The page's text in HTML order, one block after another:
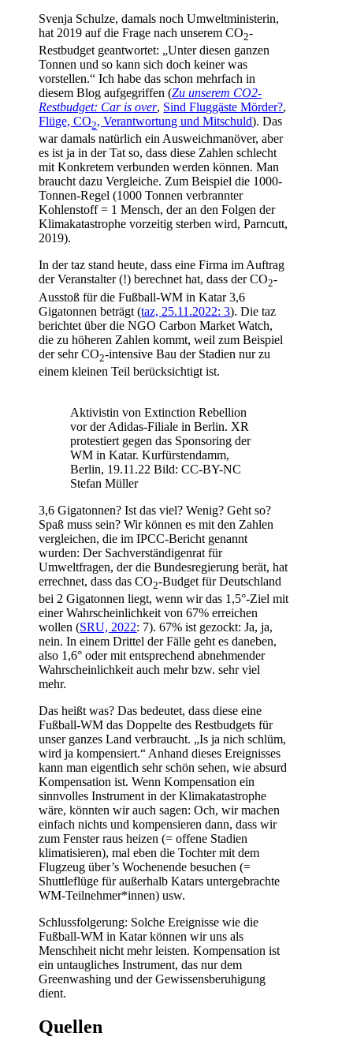
Svenja Schulze, damals noch Umweltministerin,
hat 2019 auf die Frage nach unserem CO2-
Restbudget geantwortet: „Unter diesen ganzen
Tonnen und so kann sich doch keiner was
vorstellen.“ Ich habe das schon mehrfach in
diesem Blog aufgegriffen (Zu unserem CO2-
Restbudget: Car is over, Sind Fluggäste Mörder?,
Flüge, CO2, Verantwortung und Mitschuld). Das
war damals natürlich ein Ausweichmanöver, aber
es ist ja in der Tat so, dass diese Zahlen schlecht
mit Konkretem verbunden werden können. Man
braucht dazu Vergleiche. Zum Beispiel die 1000-
Tonnen-Regel (1000 Tonnen verbrannter
Kohlenstoff = 1 Mensch, der an den Folgen der
Klimakatastrophe vorzeitig sterben wird, Parncutt,
2019).
In der taz stand heute, dass eine Firma im Auftrag
der Veranstalter (!) berechnet hat, dass der CO2-
Ausstoß für die Fußball-WM in Katar 3,6
Gigatonnen beträgt (taz, 25.11.2022: 3). Die taz
berichtet über die NGO Carbon Market Watch,
die zu höheren Zahlen kommt, weil zum Beispiel
der sehr CO2-intensive Bau der Stadien nur zu
einem kleinen Teil berücksichtigt ist.
Aktivistin von Extinction Rebellion
vor der Adidas-Filiale in Berlin. XR
protestiert gegen das Sponsoring der
WM in Katar. Kurfürstendamm,
Berlin, 19.11.22 Bild: CC-BY-NC
Stefan Müller
3,6 Gigatonnen? Ist das viel? Wenig? Geht so?
Spaß muss sein? Wir können es mit den Zahlen
vergleichen, die im IPCC-Bericht genannt
wurden: Der Sachverständigenrat für
Umweltfragen, der die Bundesregierung berät, hat
errechnet, dass das CO2-Budget für Deutschland
bei 2 Gigatonnen liegt, wenn wir das 1,5°-Ziel mit
einer Wahrscheinlichkeit von 67% erreichen
wollen (SRU, 2022: 7). 67% ist gezockt: Ja, ja,
nein. In einem Drittel der Fälle geht es daneben,
also 1,6° oder mit entsprechend abnehmender
Wahrscheinlichkeit auch mehr bzw. sehr viel
mehr.
Das heißt was? Das bedeutet, dass diese eine
Fußball-WM das Doppelte des Restbudgets für
unser ganzes Land verbraucht. „Is ja nich schlüm,
wird ja kompensiert.“ Anhand dieses Ereignisses
kann man eigentlich sehr schön sehen, wie absurd
Kompensation ist. Wenn Kompensation ein
sinnvolles Instrument in der Klimakatastrophe
wäre, könnten wir auch sagen: Och, wir machen
einfach nichts und kompensieren dann, dass wir
zum Fenster raus heizen (= offene Stadien
klimatisieren), mal eben die Tochter mit dem
Flugzeug über’s Wochenende besuchen (=
Shuttleflüge für außerhalb Katars untergebrachte
WM-Teilnehmer*innen) usw.
Schlussfolgerung: Solche Ereignisse wie die
Fußball-WM in Katar können wir uns als
Menschheit nicht mehr leisten. Kompensation ist
ein untaugliches Instrument, das nur dem
Greenwashing und der Gewissensberuhigung
dient.
Quellen